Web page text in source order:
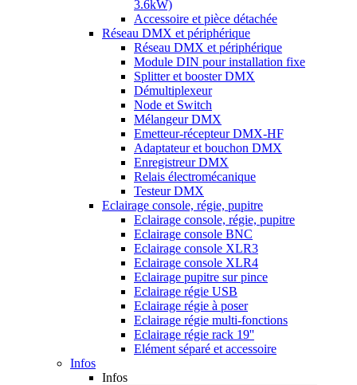
3.6kW)
Accessoire et pièce détachée
Réseau DMX et périphérique
Réseau DMX et périphérique
Module DIN pour installation fixe
Splitter et booster DMX
Démultiplexeur
Node et Switch
Mélangeur DMX
Emetteur-récepteur DMX-HF
Adaptateur et bouchon DMX
Enregistreur DMX
Relais électromécanique
Testeur DMX
Eclairage console, régie, pupitre
Eclairage console, régie, pupitre
Eclairage console BNC
Eclairage console XLR3
Eclairage console XLR4
Eclairage pupitre sur pince
Eclairage régie USB
Eclairage régie à poser
Eclairage régie multi-fonctions
Eclairage régie rack 19''
Elément séparé et accessoire
Infos
Infos